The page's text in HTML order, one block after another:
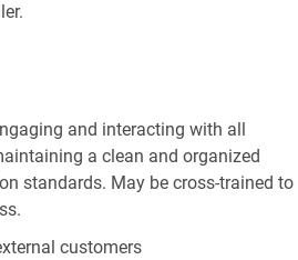
and interacting with all
a clean and organized
standards. May be cross-trained to
customers